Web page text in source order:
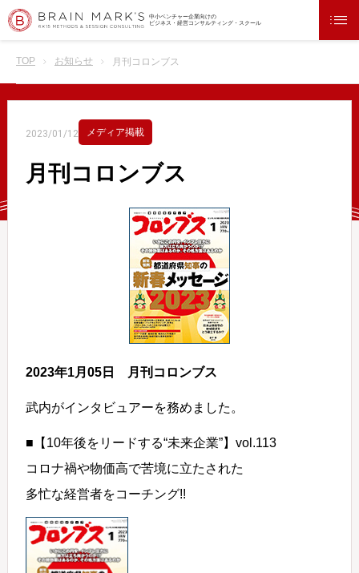
中小ベンチャー企業向けの
ビジネス・経営コンサルティング・スクール
TOP お知らせ 月刊コロンブス
2023/01/12 メディア掲載
月刊コロンブス
2023年1月05日 月刊コロンブス
武内がインタビュアーを務めました。
■【10年後をリードする“未来企業”】vol.113
コロナ禍や物価高で苦境に立たされた
多忙な経営者をコーチング!!